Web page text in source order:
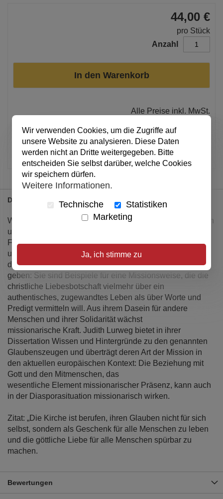
44,00 €
pro Stück
Anzahl
In den Warenkorb
Alle Preise inkl. MwSt.
Verfügbar
Artikel merken
Details
Wie können Christinnen und Christen ihren Glauben leben
und damit andere Menschen berühren? Charles de
Foucauld (1858–1916), Forschermissionar in der Sahara,
und Frère Roger (1915–2005), Gründer der Communauté
de Taizé, können auch für die Gegenwart Orientierung
geben: Sie sind Beispiele für eine Missionsweise, die die
christliche Liebesbotschaft vielmehr über ein
authentisches, zugewandtes Leben als über Worte und
Predigt vermitteln will. Aus ihrem Dasein für andere
Menschen und ihrer Solidarität wächst
missionarische Kraft. Judith Lurweg bietet in ihrer
Dissertation Wissen und Hintergründe zu den genannten
Glaubenszeugen und überträgt deren Art der Mission in
den aktuellen europäischen Kontext: Die Beziehung mit
Gott und den Mitmenschen, das
wesentliche Element missionarischer Präsenz, kann auch
in der Diasporasituation missionarisch wirken.
Zitat: „Die Kirche ist berufen, ihren Glauben nicht für sich
selbst, sondern als Geschenk für alle Menschen zu leben
und die göttliche Liebe für alle Menschen spürbar zu
machen.
Bewertungen
Wir verwenden Cookies, um die Zugriffe auf
unsere Website zu analysieren. Diese Daten
werden nicht an Dritte weitergegeben. Bitte
entscheiden Sie selbst darüber, welche Cookies
wir speichern dürfen.
Weitere Informationen.
Technische
Statistiken
Marketing
Ja, ich stimme zu